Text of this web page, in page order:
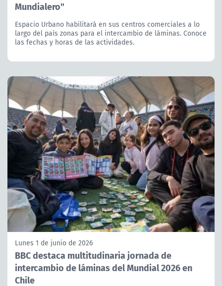
Mundialero"
Espacio Urbano habilitará en sus centros comerciales a lo
largo del país zonas para el intercambio de láminas. Conoce
las fechas y horas de las actividades.
Lunes 1 de junio de 2026
BBC destaca multitudinaria jornada de
intercambio de láminas del Mundial 2026 en
Chile